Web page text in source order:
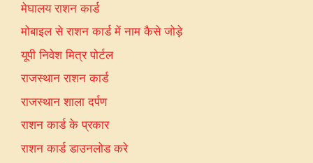
मेघालय राशन कार्ड
मोबाइल से राशन कार्ड में नाम कैसे जोड़े
यूपी निवेश मित्र पोर्टल
राजस्थान राशन कार्ड
राजस्थान शाला दर्पण
राशन कार्ड के प्रकार
राशन कार्ड डाउनलोड करे